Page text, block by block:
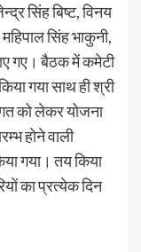
सिंह बिष्ट, विनय
सिंह भाकुनी,
गए। बैठक में कमेटी
गया साथ ही श्री
को लेकर योजना
होने वाली
गया। तय किया
का प्रत्येक दिन